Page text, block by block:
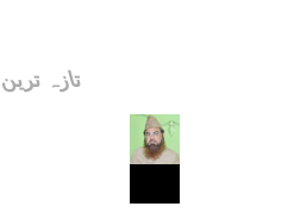
تازہ ترین